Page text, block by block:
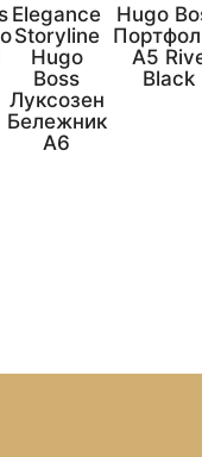
Elegance
Storyline
Hugo
Boss
Луксозен
Бележник
A6
Hugo
А5
Black